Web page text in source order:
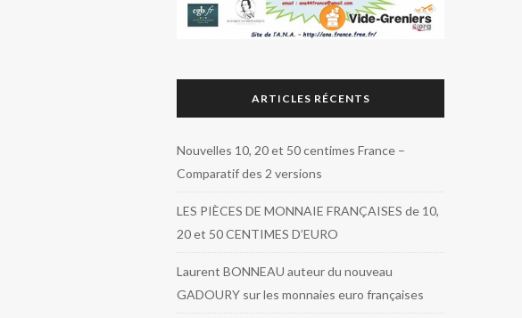
ARTICLES RÉCENTS
Nouvelles 10, 20 et 50 centimes France –
Comparatif des 2 versions
LES PIÈCES DE MONNAIE FRANÇAISES de 10,
20 et 50 CENTIMES D’EURO
Laurent BONNEAU auteur du nouveau
GADOURY sur les monnaies euro françaises